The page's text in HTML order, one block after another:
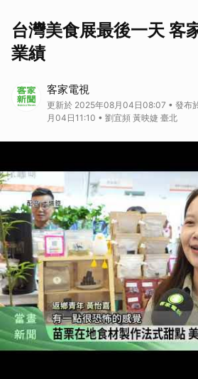
台灣美食展最後一天 客
業績
客家電視
更新於 2025年08月04日08:07 • 發布
月04日11:10 • 劉宜頻 黃映婕 臺北